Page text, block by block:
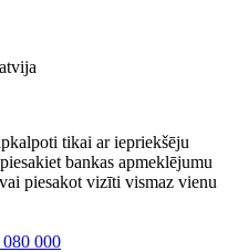
tikai ar iepriekšēju
bankas apmeklējumu
piesakot vizīti vismaz vienu
000